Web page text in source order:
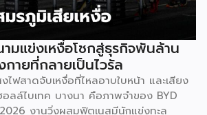
ปรียบเทียบช่วงต้นปีและปลายปี เปิดโอกาส
นัสเท่าเทียมกัน ไม่ว่าจะเป็นกลุ่มผู้เริ่มต้นที่
รือกลุ่มคนรักสุขภาพที่สามารถรักษา
เกณฑ์การประเมินจะมุ่งเน้นไปที่การป้องกัน
ออฟฟิศ ครอบคลุม 3 ด้าน 6 ตัวชี้วัด ได้แก่
ประเมินค่าสมดุลระหว่างไขมันสะสมกับไข
าดหลอดเลือด (Triglyceride-to-HDL
มแข่งเหงื่อโชกสู่ธุรกิจพันล้าน
ายที่กลายเป็นไวรัล
ไฟสาดจับเหงื่อที่ไหลอาบใบหน้า และเสียง
ลล์ไบเทค บางนา คือภาพจำของ BYD
งานวิ่งผสมฟิตเนสมีนักแข่งทะลุ